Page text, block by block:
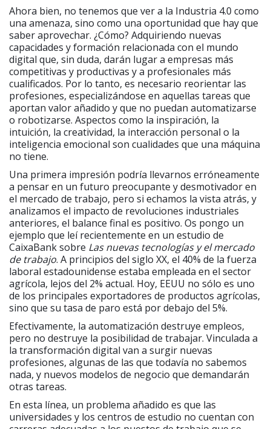
Ahora bien, no tenemos que ver a la Industria 4.0 como
una amenaza, sino como una oportunidad que hay que
saber aprovechar. ¿Cómo? Adquiriendo nuevas
capacidades y formación relacionada con el mundo
digital que, sin duda, darán lugar a empresas más
competitivas y productivas y a profesionales más
cualificados. Por lo tanto, es necesario reorientar las
profesiones, especializándose en aquellas tareas que
aportan valor añadido y que no puedan automatizarse
o robotizarse. Aspectos como la inspiración, la
intuición, la creatividad, la interacción personal o la
inteligencia emocional son cualidades que una máquina
no tiene.
Una primera impresión podría llevarnos erróneamente
a pensar en un futuro preocupante y desmotivador en
el mercado de trabajo, pero si echamos la vista atrás, y
analizamos el impacto de revoluciones industriales
anteriores, el balance final es positivo. Os pongo un
ejemplo que leí recientemente en un estudio de
CaixaBank sobre Las nuevas tecnologías y el mercado
de trabajo. A principios del siglo XX, el 40% de la fuerza
laboral estadounidense estaba empleada en el sector
agrícola, lejos del 2% actual. Hoy, EEUU no sólo es uno
de los principales exportadores de productos agrícolas,
sino que su tasa de paro está por debajo del 5%.
Efectivamente, la automatización destruye empleos,
pero no destruye la posibilidad de trabajar. Vinculada a
la transformación digital van a surgir nuevas
profesiones, algunas de las que todavía no sabemos
nada, y nuevos modelos de negocio que demandarán
otras tareas.
En esta línea, un problema añadido es que las
universidades y los centros de estudio no cuentan con